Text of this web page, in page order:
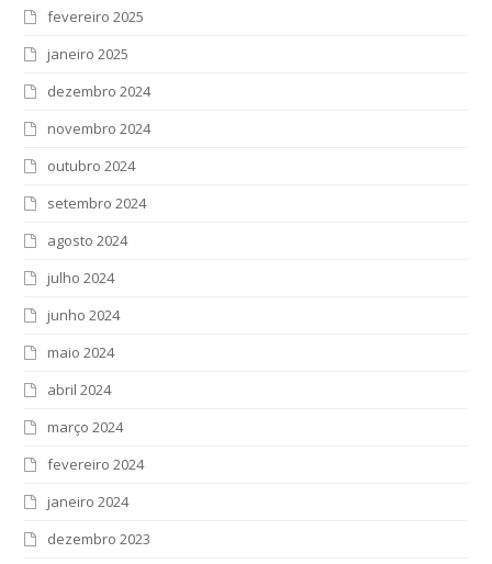
fevereiro 2025
janeiro 2025
dezembro 2024
novembro 2024
outubro 2024
setembro 2024
agosto 2024
julho 2024
junho 2024
maio 2024
abril 2024
março 2024
fevereiro 2024
janeiro 2024
dezembro 2023